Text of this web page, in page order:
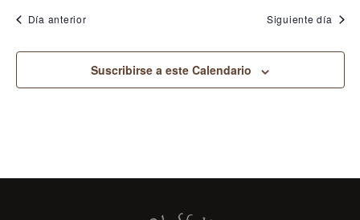
Día anterior Siguiente día
Suscribirse a este Calendario